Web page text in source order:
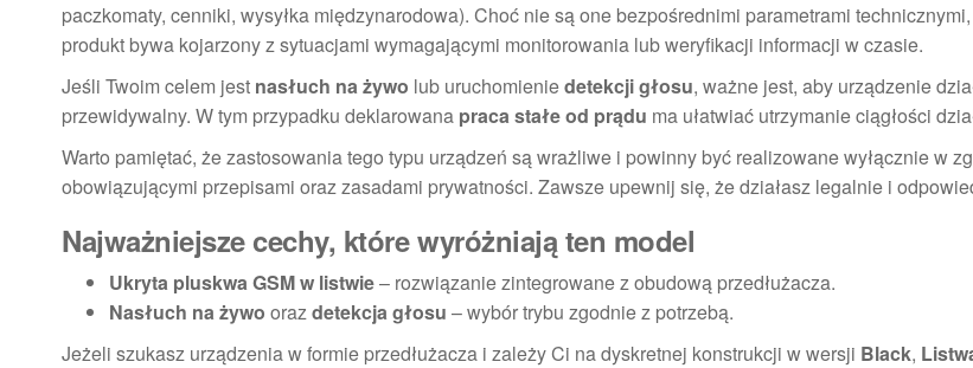
paczkomaty, cenniki, wysyłka międzynarodowa). Choć nie są one bezpośrednimi parametrami
produkt bywa kojarzony z sytuacjami wymagającymi monitorowania lub weryfikacji informacji w czasie.
Jeśli Twoim celem jest nasłuch na żywo lub uruchomieniedetekcji głosu, ważne jest, aby urządzenie
przewidywalny. W tym przypadku deklarowana praca stałe od prądu ma ułatwiać utrzymanie ciągłości
Warto pamiętać, że zastosowania tego typu urządzeń są wrażliwe i powinny być realizowane wyłącznie w
obowiązującymi przepisami oraz zasadami prywatności. Zawsze upewnij się, że działasz legalnie i
Najważniejsze cechy, które wyróżniają ten model
Ukryta pluskwa GSM w listwie– rozwiązanie zintegrowane z obudową przedłużacza.
Nasłuch na żywo orazdetekcja głosu – wybór trybu zgodnie z potrzebą.
Jeżeli szukasz urządzenia w formie przedłużacza i zależy Ci na dyskretnej konstrukcji w wersji Black,